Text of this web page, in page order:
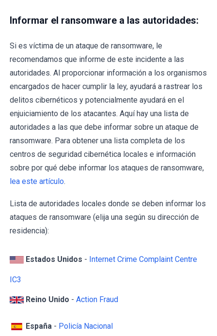
Informar el ransomware a las autoridades:
Si es víctima de un ataque de ransomware, le
recomendamos que informe de este incidente a las
autoridades. Al proporcionar información a los organismos
encargados de hacer cumplir la ley, ayudará a rastrear los
delitos cibernéticos y potencialmente ayudará en el
enjuiciamiento de los atacantes. Aquí hay una lista de
autoridades a las que debe informar sobre un ataque de
ransomware. Para obtener una lista completa de los
centros de seguridad cibernética locales e información
sobre por qué debe informar los ataques de ransomware,
lea este artículo.
Lista de autoridades locales donde se deben informar los
ataques de ransomware (elija una según su dirección de
residencia):
Estados Unidos - Internet Crime Complaint Centre
IC3
Reino Unido - Action Fraud
España - Policía Nacional